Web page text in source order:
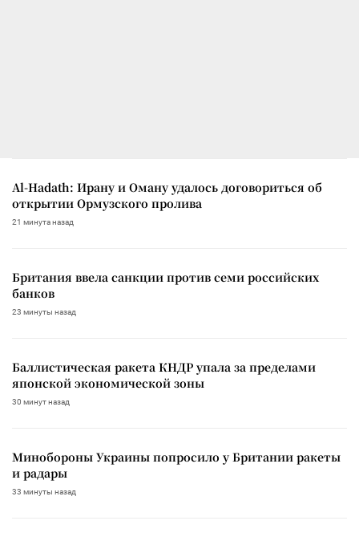
Al-Hadath: Ирану и Оману удалось договориться об
открытии Ормузского пролива
21 минута назад
Британия ввела санкции против семи российских
банков
23 минуты назад
Баллистическая ракета КНДР упала за пределами
японской экономической зоны
30 минут назад
Минобороны Украины попросило у Британии ракеты
и радары
33 минуты назад